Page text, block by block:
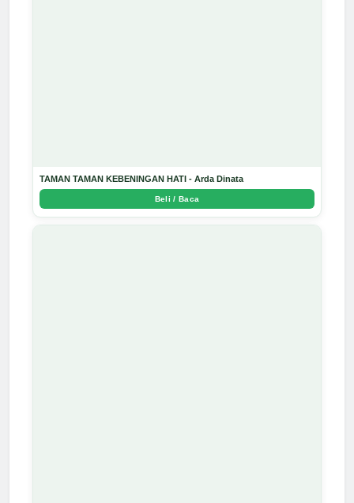
TAMAN TAMAN KEBENINGAN HATI - Arda Dinata
Beli / Baca